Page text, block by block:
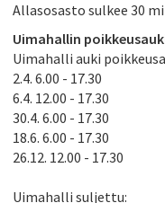
Allasosasto sulkee 30
Uimahallin
Uimahalli auki
2.4. 6.00 - 17.30
6.4. 12.00 - 17.30
30.4. 6.00 - 17.30
18.6. 6.00 - 17.30
26.12. 12.00 - 17.30
Uimahalli suljettu: